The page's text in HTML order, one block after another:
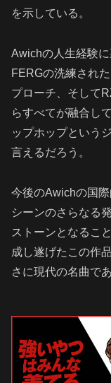
を示している。
Awichの人生経験に
FERGの洗練され
プローチ、そして
らすべてが融合し
ップホップという
言えるだろう。
今後のAwichの国
シーンのさらなる
ストーンとなるこ
成し遂げたこの作
さに現代の名曲であ